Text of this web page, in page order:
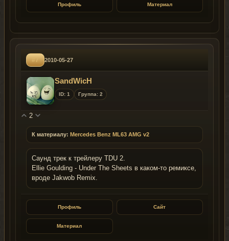
Профиль Материал
#7 2010-05-27
SandWicH
ID: 1 Группа: 2
2
К материалу: Mercedes Benz ML63 AMG v2
Саунд трек к трейлеру TDU 2.
Ellie Goulding - Under The Sheets в каком-то ремиксе,
вроде Jakwob Remix.
Профиль Сайт
Материал